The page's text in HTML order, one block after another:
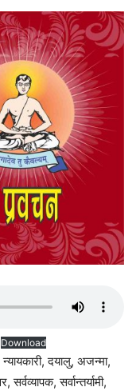
Download
दयालु, अजन्मा,
सर्वान्तर्यामी,